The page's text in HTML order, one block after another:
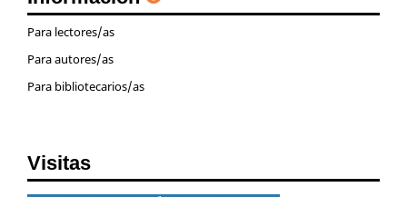
Para lectores/as
Para autores/as
Para bibliotecarios/as
Visitas